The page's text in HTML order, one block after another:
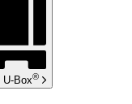
U-Box®